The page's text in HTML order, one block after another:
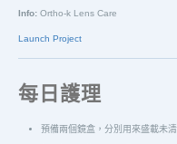
Info: Ortho-k Lens Care
Launch Project
每日護理
預備兩個鏡盒，分別用來盛載未